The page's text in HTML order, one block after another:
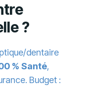
?
dentaire
% Santé,
Budget :